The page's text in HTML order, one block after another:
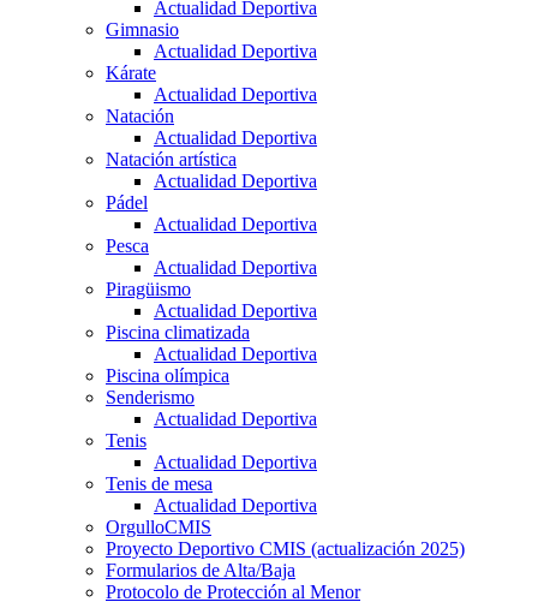
Actualidad Deportiva
Gimnasio
Actualidad Deportiva
Kárate
Actualidad Deportiva
Natación
Actualidad Deportiva
Natación artística
Actualidad Deportiva
Pádel
Actualidad Deportiva
Pesca
Actualidad Deportiva
Piragüismo
Actualidad Deportiva
Piscina climatizada
Actualidad Deportiva
Piscina olímpica
Senderismo
Actualidad Deportiva
Tenis
Actualidad Deportiva
Tenis de mesa
Actualidad Deportiva
OrgulloCMIS
Proyecto Deportivo CMIS (actualización 2025)
Formularios de Alta/Baja
Protocolo de Protección al Menor